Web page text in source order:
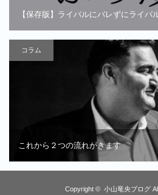
【保存版】ライバルにバレずにライバ
コラム
これから２つの流れがきます
Copyright © 小山竜央ブログ